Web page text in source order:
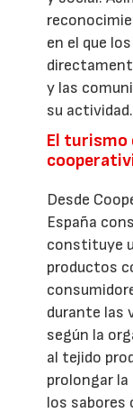
en el que
y las
su actividad.
El turismo
Desde
España
constituye
productos
durante las
según la
al tejido
prolongar la
los sabores